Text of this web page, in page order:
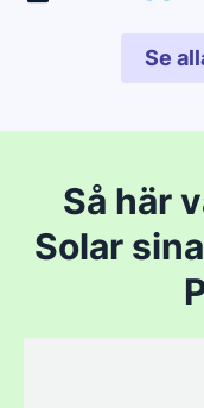
Se
Så här
Solar